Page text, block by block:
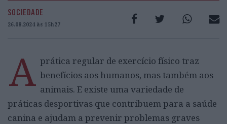
SOCIEDADE
26.08.2024 às 15h27
A prática regular de exercício físico traz
benefícios aos humanos, mas também aos
animais. E existe uma variedade de
práticas desportivas que contribuem para a saúde
canina e ajudam a prevenir problemas graves